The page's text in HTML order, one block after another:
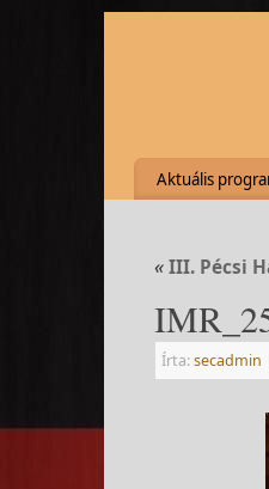
Aktuális
«III. Pécsi
Írta:secadmin